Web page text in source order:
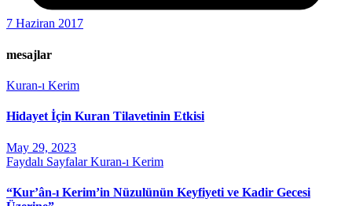
7 Haziran 2017
mesajlar
Kuran-ı Kerim
Hidayet İçin Kuran Tilavetinin Etkisi
May 29, 2023
Faydalı SayfalarKuran-ı Kerim
“Kur’ân-ı Kerim’in Nüzulünün Keyfiyeti ve Kadir Gecesi